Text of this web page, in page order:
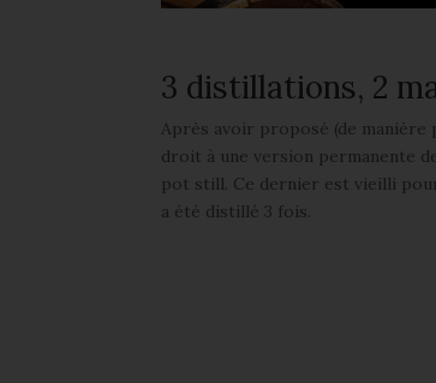
3 distillations, 2
Après avoir proposé (de manière
droit à une version permanente
pot still. Ce dernier est vieilli
a été distillé 3 fois.